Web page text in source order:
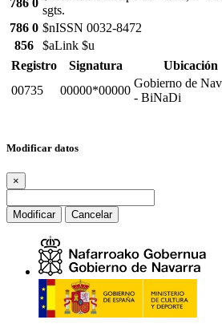
786 0
sgts.
786 0 $nISSN 0032-8472
856
$aLink $u
Registro
Signatura Ubicación
00735
00000*00000
Gobierno de
- BiNaDi
Modificar datos
×
Modificar Cancelar